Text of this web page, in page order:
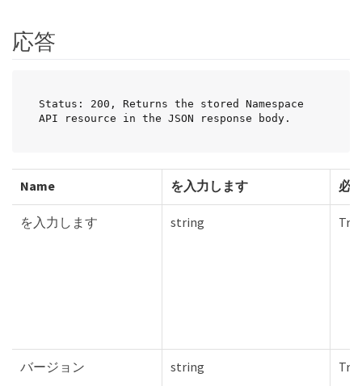
応答
Status: 200, Returns the stored Namespace
API resource in the JSON response body.
Name を入力します 必
を入力します string
バージョン string